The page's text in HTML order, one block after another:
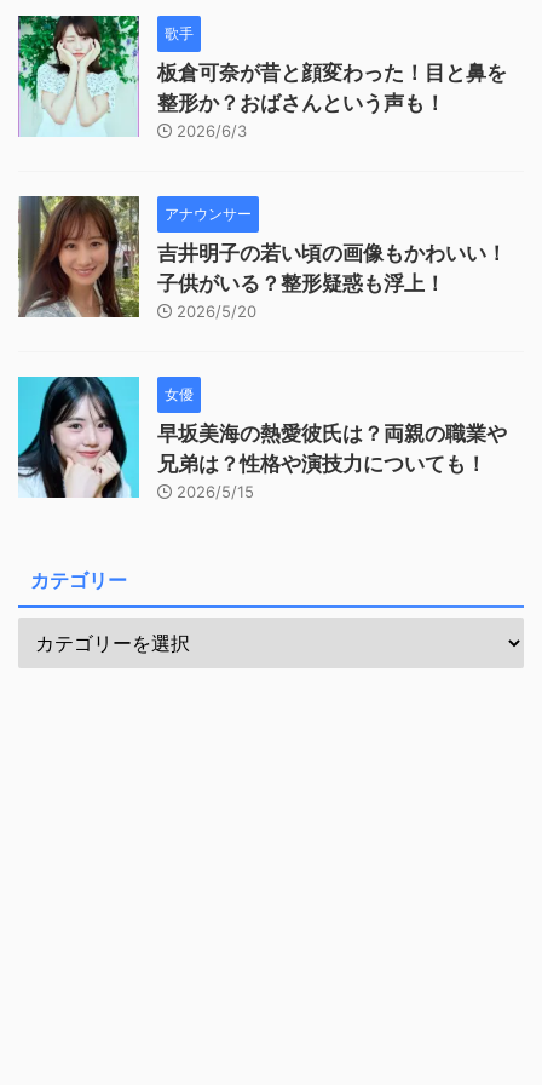
歌手
板倉可奈が昔と顔変わった！目と鼻を
整形か？おばさんという声も！
2026/6/3
アナウンサー
吉井明子の若い頃の画像もかわいい！
子供がいる？整形疑惑も浮上！
2026/5/20
女優
早坂美海の熱愛彼氏は？両親の職業や
兄弟は？性格や演技力についても！
2026/5/15
カテゴリー